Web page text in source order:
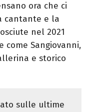
ora che ci
cantante e la
nel 2021
come Sangiovanni,
e storico
sulle ultime